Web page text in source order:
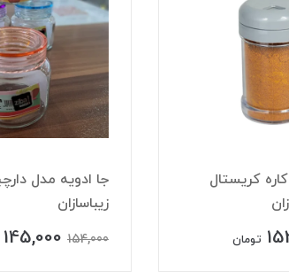
کریستال
تومان
زیباسازان
154,000
145,000